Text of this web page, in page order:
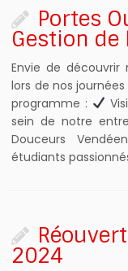
Portes
Gestion de
Envie de découvrir
lors de nos
programme :
sein de notre
Douceurs
étudiants
2024